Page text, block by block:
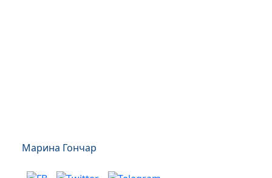
Марина Гончар